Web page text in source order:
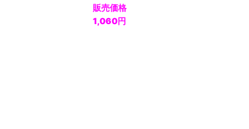
販売価格
1,060円